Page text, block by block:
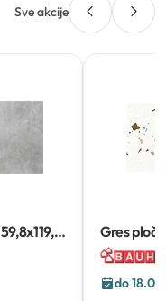
Sve akcije
59,8x119,8
Gres
do 18.08